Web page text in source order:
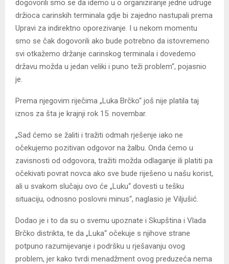
dogovorili smo se da idemo u o organiziranje jedne udruge
držioca carinskih terminala gdje bi zajedno nastupali prema
Upravi za indirektno oporezivanje. I u nekom momentu
smo se čak dogovorili ako bude potrebno da istovremeno
svi otkažemo držanje carinskog terminala i dovedemo
državu možda u jedan veliki i puno teži problem“, pojasnio
je.
Prema njegovim riječima „Luka Brčko“ još nije platila taj
iznos za šta je krajnji rok 15. novembar.
„Sad ćemo se žaliti i tražiti odmah rješenje iako ne
očekujemo pozitivan odgovor na žalbu. Onda ćemo u
zavisnosti od odgovora, tražiti možda odlaganje ili platiti pa
očekivati povrat novca ako sve bude riješeno u našu korist,
ali u svakom slučaju ovo će „Luku“ dovesti u tešku
situaciju, odnosno poslovni minus“, naglasio je Viljušić.
Dodao je i to da su o svemu upoznate i Skupština i Vlada
Brčko distrikta, te da „Luka“ očekuje s njihove strane
potpuno razumijevanje i podršku u rješavanju ovog
problem, jer kako tvrdi menadžment ovog preduzeća nema